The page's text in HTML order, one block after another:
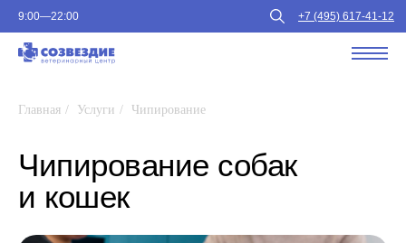
9:00—22:00 +7 (495) 617-41-12
Главная / Услуги / Чипирование
Чипирование собак
и кошек